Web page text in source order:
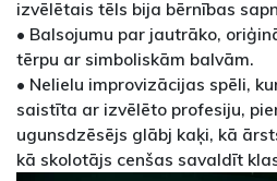
izvēlētais tēls bija bērnības
• Balsojumu par jautrāko,
tērpu ar simboliskām balvām.
• Nelielu improvizācijas spēli,
saistīta ar izvēlēto profesiju,
ugunsdzēsējs glābj kaķi, kā
kā skolotājs cenšas savaldīt